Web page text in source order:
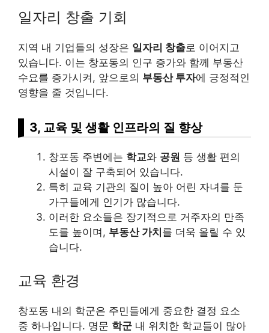
일자리 창출 기회
지역 내 기업들의 성장은 일자리 창출로 이어지고
있습니다. 이는 창포동의 인구 증가와 함께 부동산
수요를 증가시켜, 앞으로의 부동산 투자에 긍정적인
영향을 줄 것입니다.
3, 교육 및 생활 인프라의 질 향상
창포동 주변에는 학교와 공원 등 생활 편의
시설이 잘 구축되어 있습니다.
특히 교육 기관의 질이 높아 어린 자녀를 둔
가구들에게 인기가 많습니다.
이러한 요소들은 장기적으로 거주자의 만족
도를 높이며, 부동산 가치를 더욱 올릴 수 있
습니다.
교육 환경
창포동 내의 학군은 주민들에게 중요한 결정 요소
중 하나입니다. 명문 학군 내 위치한 학교들이 많아